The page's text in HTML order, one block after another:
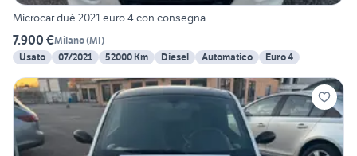
Microcar dué 2021 euro 4 con consegna
7.900 €Milano(MI)
Usato
07/2021 52000 Km Diesel Automatico Euro 4